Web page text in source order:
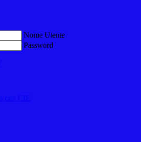
Nome Utente
Password